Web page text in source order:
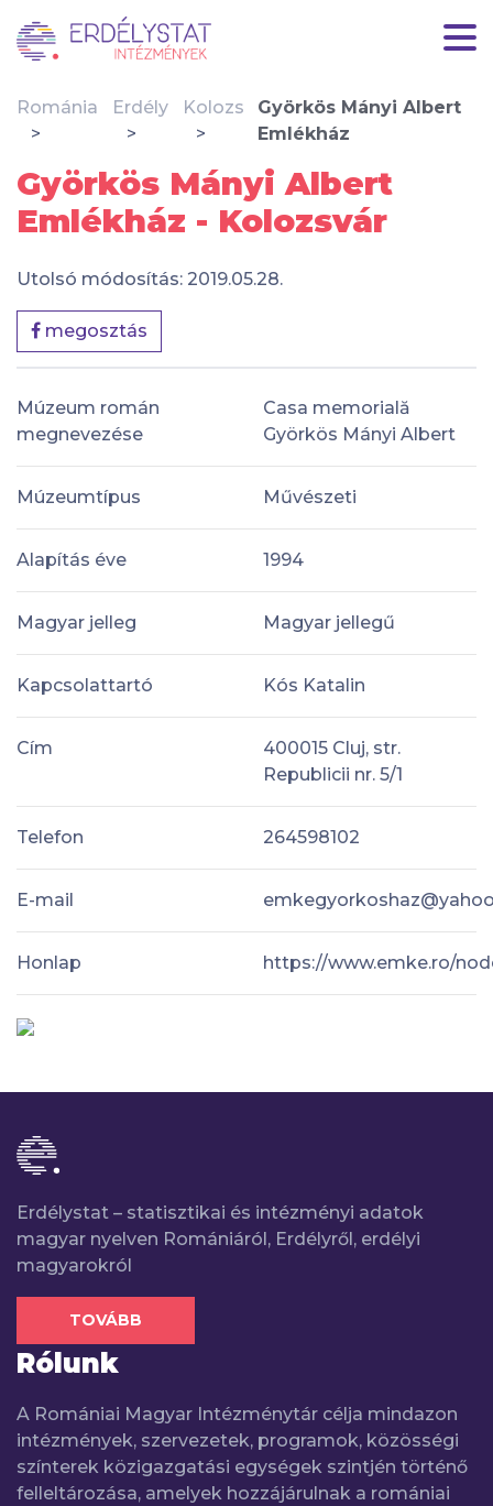
Románia Erdély Kolozs
Györkös Mányi Albert
Emlékház
Györkös Mányi Albert
Emlékház - Kolozsvár
Utolsó módosítás: 2019.05.28.
megosztás
Múzeum román
megnevezése
Casa memorială
Györkös Mányi Albert
Múzeumtípus Művészeti
Alapítás éve 1994
Magyar jelleg Magyar jellegű
Kapcsolattartó Kós Katalin
Cím
400015 Cluj, str.
Republicii nr. 5/1
Telefon 264598102
E-mail
Honlap https://www.emke.ro/
Erdélystat – statisztikai és intézményi adatok
magyar nyelven Romániáról, Erdélyről, erdélyi
magyarokról
TOVÁBB
Rólunk
A Romániai Magyar Intézménytár célja mindazon
intézmények, szervezetek, programok, közösségi
színterek közigazgatási egységek szintjén történő
felleltározása, amelyek hozzájárulnak a romániai